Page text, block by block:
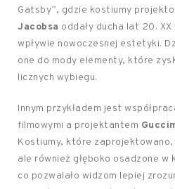
Gatsby”, gdzie kostiumy
Jacobsa oddały ducha lat 20.
wpływie nowoczesnej estetyki.
one do mody elementy, które
licznych wybiegu.
Innym przykładem jest
filmowymi a projektantem
Kostiumy, które
ale również głęboko osadzone
co pozwalało widzom lepiej